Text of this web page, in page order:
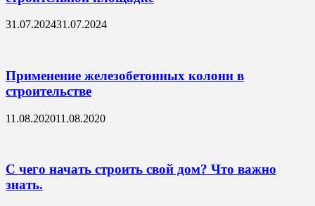
31.07.202431.07.2024
Применение железобетонных колонн в
строительстве
11.08.202011.08.2020
С чего начать строить свой дом? Что важно
знать.